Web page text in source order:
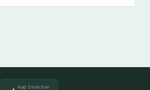
App Store'dan